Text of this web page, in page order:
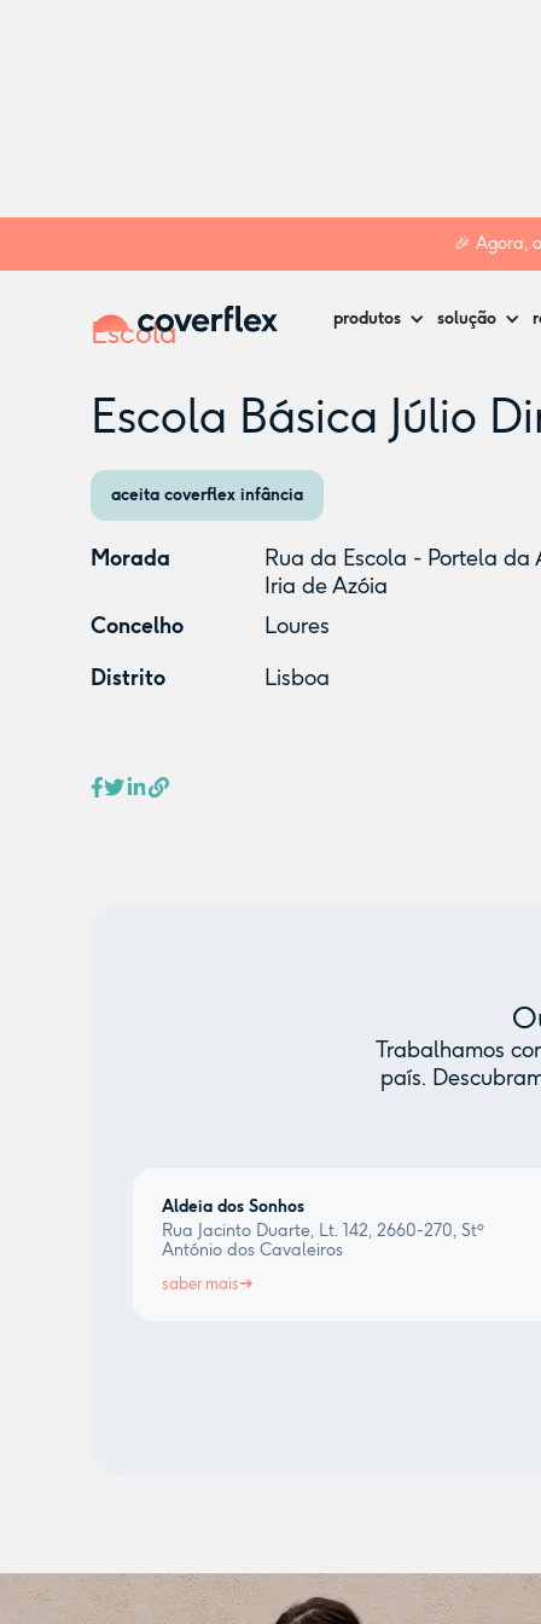
🎉 Agora, o
produtos solução
Escola
Escola Básica Júlio
aceita coverflex infância
Morada
Rua da Escola - Portela da
Iria de Azóia
Concelho
Loures
Distrito
Lisboa
Trabalhamos
país.
Aldeia dos Sonhos
Rua Jacinto Duarte, Lt. 142, 2660-270, Stº
António dos Cavaleiros
saber mais